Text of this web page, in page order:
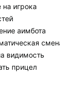
игрока
аимбота
видимость
прицел